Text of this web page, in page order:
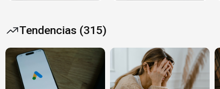
Tendencias (315)